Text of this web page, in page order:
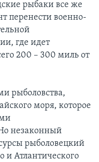
рыбаки все же
перенести военно-
где идет
200 – 300 миль от
рыболовства,
моря, которое
незаконный
рыболовецкий
и Атлантического